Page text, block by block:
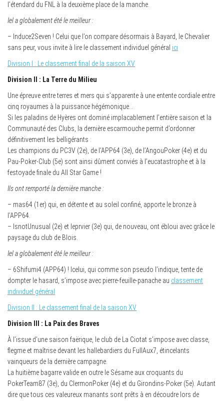
l’étendard du FNL à la deuxième place de la manche.
Iel a globalement été le meilleur :
– Induce2Seven ! Celui que l’on compare désormais à Bayard, le Chevalier
sans peur, vous invite à lire le classement individuel général ici
Division I : Le classement final de la saison XV
Division II : La Terre du Milieu
Une épreuve entre terres et mers qui s’apparente à une entente cordiale entre
cinq royaumes à la puissance hégémonique…
Si les paladins de Hyères ont dominé implacablement l’entière saison et la
Communauté des Clubs, la dernière escarmouche permit d’ordonner
définitivement les belligérants :
Les champions du PC3V (2e), de l’APP64 (3e), de l’AngouPoker (4e) et du
Pau-Poker-Club (5e) sont ainsi dûment conviés à l’eucatastrophe et à la
festoyade finale du All Star Game !
Ils ont remporté la dernière manche :
– mas64 (1er) qui, en détente et au soleil confiné, apporte le bronze à
l’APP64.
– IsnotUnusual (2e) et leprvier (3e) qui, de nouveau, ont ébloui avec grâce le
paysage du club de Blois.
Iel a globalement été le meilleur :
– 6Shifumi4 (APP64) ! Icelui, qui comme son pseudo l’indique, tente de
dompter le hasard, s’impose avec pierre-feuille-panache au classement
individuel général
Division II : Le classement final de la saison XV
Division III : La Paix des Braves
À l’issue d’une saison faërique, le club de La Ciotat s’impose avec classe,
flegme et maîtrise devant les hallebardiers du FullAux7, étincelants
vainqueurs de la dernière campagne.
La huitième bagarre valide en outre le Sésame aux croquants du
PokerTeam87 (3e), du ClermonPoker (4e) et du Girondins-Poker (5e). Autant
dire que tous ces valeureux manants sont prêts à en découdre lors de